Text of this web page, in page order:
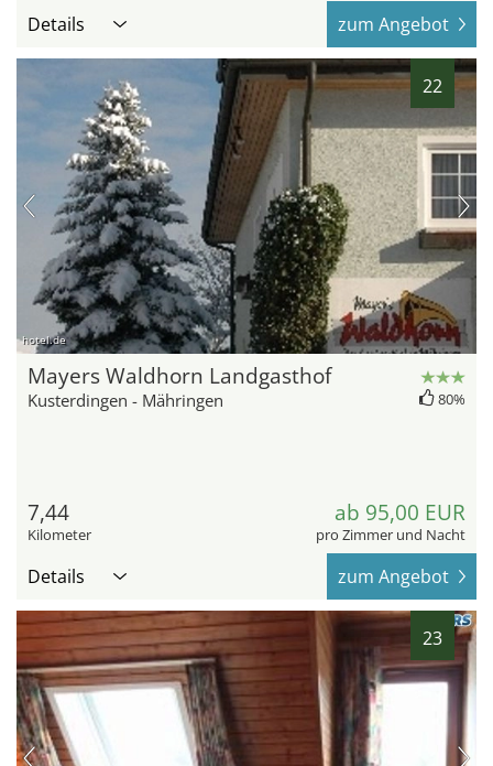
Details zum Angebot
22
hotel.de
Mayers Waldhorn Landgasthof
Kusterdingen - Mähringen 80%
7,44
Kilometer
ab 95,00 EUR
pro Zimmer und Nacht
Details zum Angebot
23